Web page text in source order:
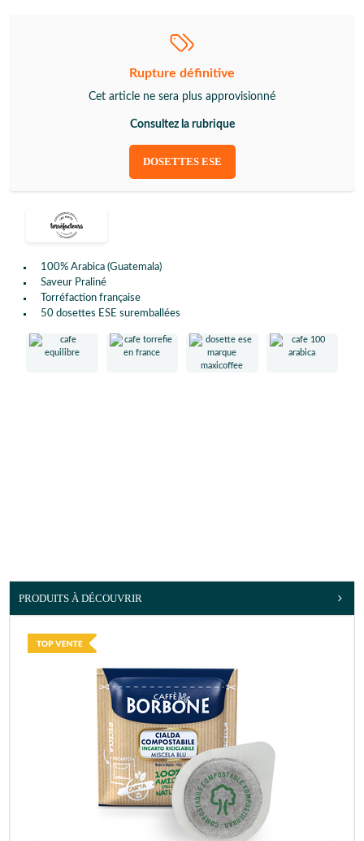
100% Arabica (Guatemala)
Saveur Praliné
Torréfaction française
50 dosettes ESE suremballées
Rupture définitive
Cet article ne sera plus approvisionné
Consultez la rubrique
DOSETTES ESE
PRODUITS À DÉCOUVRIR